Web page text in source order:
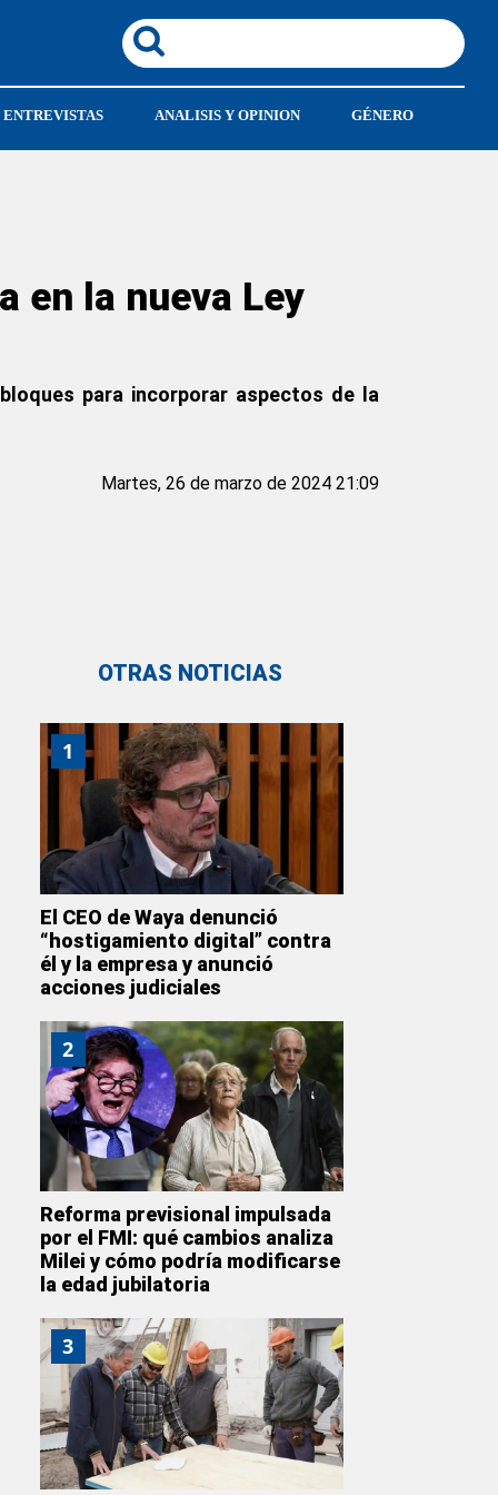
ENTREVISTAS ANALISIS Y OPINION GÉNERO
en la nueva Ley
para incorporar aspectos de la
Martes, 26 de marzo de 2024 21:09
OTRAS NOTICIAS
1
El CEO de Waya denunció
“hostigamiento digital” contra
él y la empresa y anunció
acciones judiciales
2
Reforma previsional impulsada
por el FMI: qué cambios analiza
Milei y cómo podría modificarse
la edad jubilatoria
3